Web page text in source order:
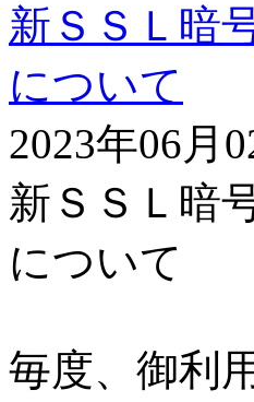
新ＳＳＬ暗
について
2023年06月
新ＳＳＬ暗
について
毎度、御利